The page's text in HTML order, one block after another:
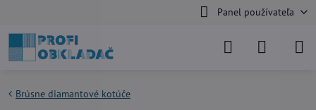
Panel používateľa
Brúsne diamantové kotúče